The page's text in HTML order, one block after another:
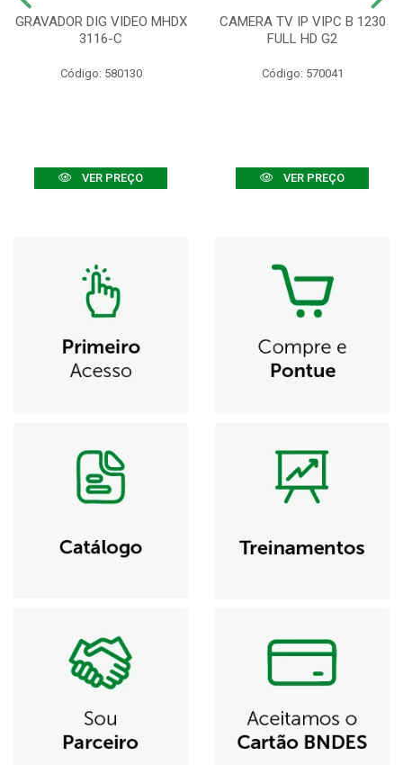
GRAVADOR DIG VIDEO MHDX
3116-C
Código: 580130
VER PREÇO
CAMERA TV IP VIPC B 1230
FULL HD G2
Código: 570041
VER PREÇO